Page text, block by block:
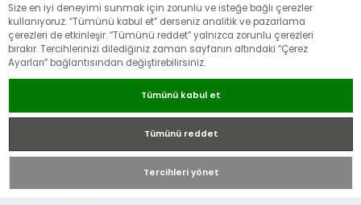
Size en iyi deneyimi sunmak için zorunlu ve isteğe bağlı çerezler
kullanıyoruz. “Tümünü kabul et” derseniz analitik ve pazarlama
çerezleri de etkinleşir. “Tümünü reddet” yalnızca zorunlu çerezleri
bırakır. Tercihlerinizi dilediğiniz zaman sayfanın altındaki “Çerez
Ayarları” bağlantısından değiştirebilirsiniz.
Tümünü kabul et
Tümünü reddet
Tercihleri yönet
14 Ayar Altın Balık Kılçığı Bileklik